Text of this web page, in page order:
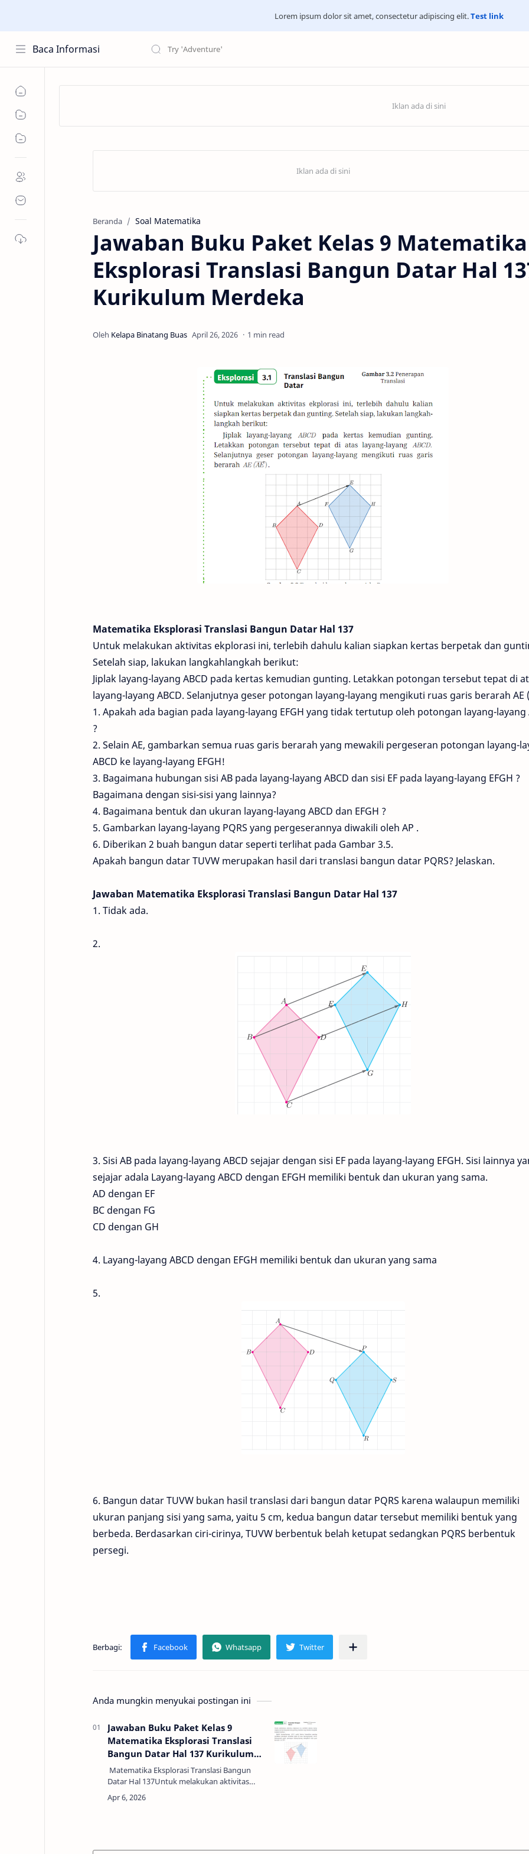
Lorem ipsum dolor sit amet, consectetur adipiscing elit.Test link
Baca Informasi
Beranda Soal Matematika
Jawaban Buku Paket Kelas 9 Matematika
Eksplorasi Translasi Bangun Datar Hal
Kurikulum Merdeka
1 min read
Matematika Eksplorasi Translasi Bangun Datar Hal 137
Untuk melakukan aktivitas ekplorasi ini, terlebih dahulu kalian siapkan kertas berpetak dan
Setelah siap, lakukan langkahlangkah berikut:
Jiplak layang-layang ABCD pada kertas kemudian gunting. Letakkan potongan tersebut tepat di
layang-layang ABCD. Selanjutnya geser potongan layang-layang mengikuti ruas garis berarah AE
1. Apakah ada bagian pada layang-layang EFGH yang tidak tertutup oleh potongan layang-layang
?
2. Selain AE, gambarkan semua ruas garis berarah yang mewakili pergeseran potongan layang-
ABCD ke layang-layang EFGH!
3. Bagaimana hubungan sisi AB pada layang-layang ABCD dan sisi EF pada layang-layang EFGH ?
Bagaimana dengan sisi-sisi yang lainnya?
4. Bagaimana bentuk dan ukuran layang-layang ABCD dan EFGH ?
5. Gambarkan layang-layang PQRS yang pergeserannya diwakili oleh AP .
6. Diberikan 2 buah bangun datar seperti terlihat pada Gambar 3.5.
Apakah bangun datar TUVW merupakan hasil dari translasi bangun datar PQRS? Jelaskan.
Jawaban Matematika Eksplorasi Translasi Bangun Datar Hal 137
1. Tidak ada.
2.
3. Sisi AB pada layang-layang ABCD sejajar dengan sisi EF pada layang-layang EFGH. Sisi lainnya
sejajar adala Layang-layang ABCD dengan EFGH memiliki bentuk dan ukuran yang sama.
AD dengan EF
BC dengan FG
CD dengan GH
4. Layang-layang ABCD dengan EFGH memiliki bentuk dan ukuran yang sama
5.
6. Bangun datar TUVW bukan hasil translasi dari bangun datar PQRS karena walaupun memiliki
ukuran panjang sisi yang sama, yaitu 5 cm, kedua bangun datar tersebut memiliki bentuk yang
berbeda. Berdasarkan ciri-cirinya, TUVW berbentuk belah ketupat sedangkan PQRS berbentuk
persegi.
Anda mungkin menyukai postingan ini
Jawaban Buku Paket Kelas 9
Matematika Eksplorasi Translasi
Bangun Datar Hal 137 Kurikulum
Merdeka
Matematika Eksplorasi Translasi Bangun
Datar Hal 137Untuk melakukan aktivitas
ekplorasi ini, terlebih dahulu kalian siapkan
kertas berpetak dan gunting. Setelah siap,